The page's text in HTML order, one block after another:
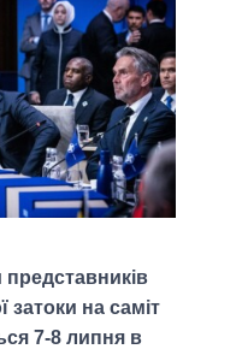
затоки на саміт
7-8 липня в